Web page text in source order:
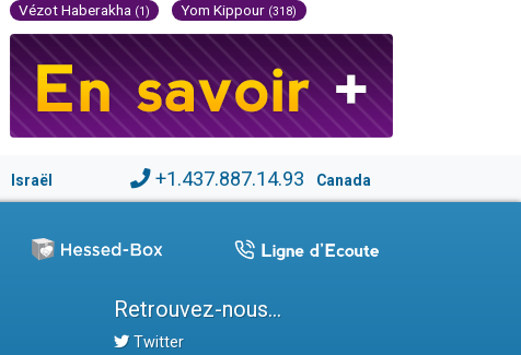
Vézot Haberakha (1) Yom Kippour (318)
Israël +1.437.887.14.93 Canada
Retrouvez-nous...
Twitter